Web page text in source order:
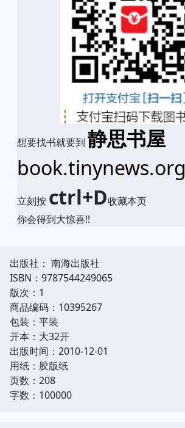
想要找书就要到 静思书屋
book.tinynews.org
立刻按 ctrl+D收藏本页
你会得到大惊喜!!
出版社： 南海出版社
ISBN：9787544249065
版次：1
商品编码：10395267
包装：平装
开本：大32开
出版时间：2010-12-01
用纸：胶版纸
页数：208
字数：100000